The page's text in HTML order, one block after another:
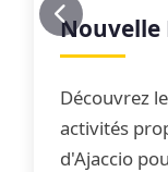
Nouvelle
Découvrez
activités
d'Ajaccio